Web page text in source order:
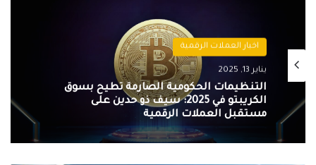
اخبار العملات الرقمية
يناير 13, 2025
التنظيمات الحكومية الصارمة تُطيح بسوق
الكريبتو في 2025: سيف ذو حدين على
مستقبل العملات الرقمية